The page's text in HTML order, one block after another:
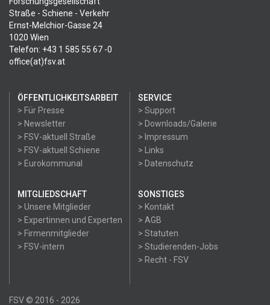
Straße - Schiene - Verkehr
Ernst-Melchior-Gasse 24
1020 Wien
Telefon: +43 1 585 55 67 -0
office(at)fsv.at
ÖFFENTLICHKEITSARBEIT
> Für Presse
> Newsletter
> FSV-aktuell Straße
> FSV-aktuell Schiene
> Eurokommunal
SERVICE
> Support
> Downloads/Galerie
> Impressum
> Links
> Datenschutz
MITGLIEDSCHAFT
> Unsere Mitglieder
> Expertinnen und Experten
> Firmenmitglieder
> FSV-intern
SONSTIGES
> Kontakt
> AGB
> Statuten
> Studierenden-Jobs
> Recht - FSV
FSV © 2016 - 2026